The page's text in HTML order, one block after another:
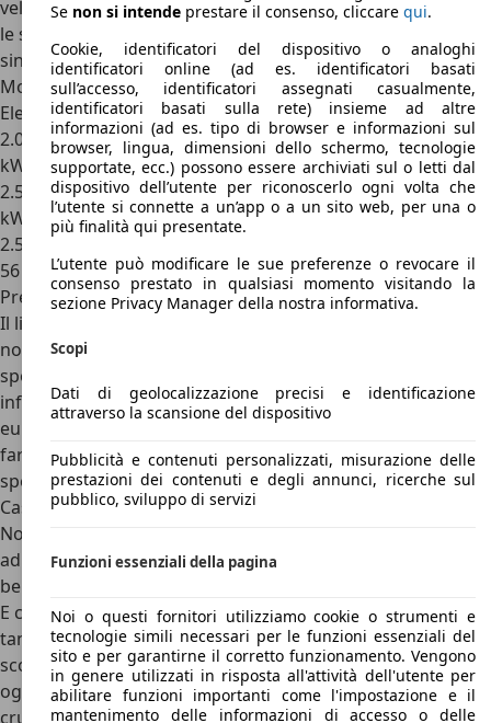
velocità, alla fine la Casa americana decise di dotare tutte
le sue Tesla di un cambio BorgWarner con rapporto
singolo, fissato ad un rapporto di 8.27:1.
Motori Tesla Roadster
Elettrica
2.0, motore elettrico posteriore, 250 CV, batteria da 56
kWh, trazione posteriore
2.5, motore elettrico posteriore, 292 CV, batteria da 56
kWh, trazione posteriore
2.5 Sport, motore elettrico posteriore, 292 CV, batteria da
56 kWh, trazione posteriore
Prezzi Tesla Roadster
Il listino prezzi di Tesla Roadster era piuttosto salato,
nonostante si trattasse a tutti gli effetti della prima
sportiva elettrica realmente utilizzabile e guidabile. Tesla
infatti dedicava circa 250 Roadster all’anno per il mercato
europeo, prodotte con specifiche dell’Unione Europea per
fari, luci e interni. Le cosiddette “EU Spec” erano quindi
spedite direttamente a casa del cliente, essendo ancora la
Casa priva di una vera e propria rete di vendita.
Nonostante questo, però, Tesla offriva la sua Roadster 2.5
ad un prezzo, nel 2011, di 100.800 euro, che diventavano
ben 118.800 euro per la più veloce Sport.
E cosa offriva a questi prezzi Tesla Roadster? Beh, non
tantissimo: essendo basata sulla piattaforma di Lotus Elise,
scordatevi l’Autopilot e la tecnologia per cui Tesla è famosa
oggi. Di serie, tutte le Roadster sono dotate di tetto in tela,
cruise control, sedili riscaldabili, controllo di trazione, vetri
Se non si intende prestare il consenso, cliccare qui.
Cookie, identificatori del dispositivo o analoghi
identificatori online (ad es. identificatori basati
sull’accesso, identificatori assegnati casualmente,
identificatori basati sulla rete) insieme ad altre
informazioni (ad es. tipo di browser e informazioni sul
browser, lingua, dimensioni dello schermo, tecnologie
supportate, ecc.) possono essere archiviati sul o letti dal
dispositivo dell’utente per riconoscerlo ogni volta che
l’utente si connette a un’app o a un sito web, per una o
più finalità qui presentate.
L’utente può modificare le sue preferenze o revocare il
consenso prestato in qualsiasi momento visitando la
sezione Privacy Manager della nostra informativa.
Scopi
Dati di geolocalizzazione precisi e identificazione
attraverso la scansione del dispositivo
Pubblicità e contenuti personalizzati, misurazione delle
prestazioni dei contenuti e degli annunci, ricerche sul
pubblico, sviluppo di servizi
Funzioni essenziali della pagina
Noi o questi fornitori utilizziamo cookie o strumenti e
tecnologie simili necessari per le funzioni essenziali del
sito e per garantirne il corretto funzionamento. Vengono
in genere utilizzati in risposta all'attività dell'utente per
abilitare funzioni importanti come l'impostazione e il
mantenimento delle informazioni di accesso o delle